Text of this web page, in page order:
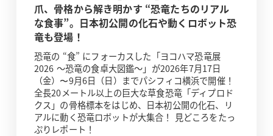
爪、骨格から解き明かす “恐竜たちのリアル
な食事”。日本初公開の化石や動くロボット恐
竜も登場！
恐竜の “食” にフォーカスした「ヨコハマ恐竜展
2026 ～恐竜の食卓大図鑑～」が2026年7月17日
（金）〜9月6日（日）までパシフィコ横浜で開催！
全長20メートル以上の巨大な草食恐竜「ディプロド
クス」の骨格標本をはじめ、日本初公開の化石、リ
アルに動く恐竜ロボットが大集合！ 見どころをたっ
ぷりレポート！